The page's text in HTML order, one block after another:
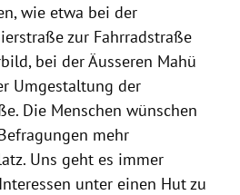
wie etwa bei der
zur Fahrradstraße
bei der Äusseren Mahü
Umgestaltung der
Die Menschen wünschen
mehr
Uns geht es immer
unter einen Hut zu